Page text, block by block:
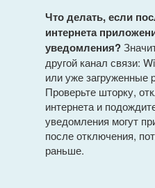
Что делать, если
интернета
уведомления?
другой канал связи:
или уже загруженные
Проверьте шторку,
интернета и
уведомления могут
после отключения,
раньше.